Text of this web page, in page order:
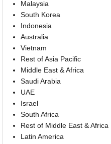
Malaysia
South Korea
Indonesia
Australia
Vietnam
Rest of Asia Pacific
Middle East & Africa
Saudi Arabia
UAE
Israel
South Africa
Rest of Middle East & Africa
Latin America